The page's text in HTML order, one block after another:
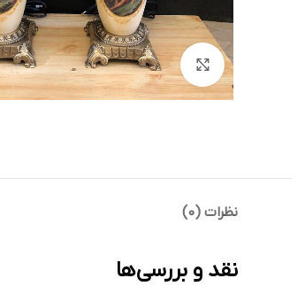
بزرگنمایی تصویر
نظرات (0)
نقد و بررسی‌ها